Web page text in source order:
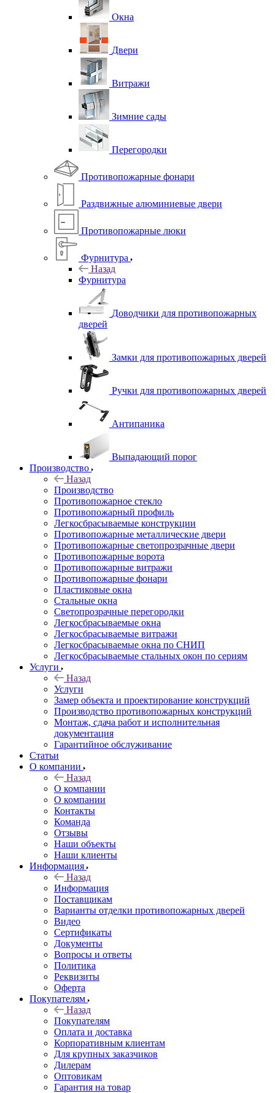
Окна
Двери
Витражи
Зимние сады
Перегородки
Противопожарные фонари
Раздвижные алюминиевые двери
Противопожарные люки
Фурнитура
Назад
Фурнитура
Доводчики для противопожарных
дверей
Замки для противопожарных дверей
Ручки для противопожарных дверей
Антипаника
Выпадающий порог
Производство
Назад
Производство
Противопожарное стекло
Противопожарный профиль
Легкосбрасываемые конструкции
Противопожарные металлические двери
Противопожарные светопрозрачные двери
Противопожарные ворота
Противопожарные витражи
Противопожарные фонари
Пластиковые окна
Стальные окна
Светопрозрачные перегородки
Легкосбрасываемые окна
Легкосбрасываемые витражи
Легкосбрасываемые окна по СНИП
Легкосбрасываемые стальных окон по сериям
Услуги
Назад
Услуги
Замер объекта и проектирование конструкций
Производство противопожарных конструкций
Монтаж, сдача работ и исполнительная
документация
Гарантийное обслуживание
Статьи
О компании
Назад
О компании
О компании
Контакты
Команда
Отзывы
Наши объекты
Наши клиенты
Информация
Назад
Информация
Поставщикам
Варианты отделки противопожарных дверей
Видео
Сертификаты
Документы
Вопросы и ответы
Политика
Реквизиты
Оферта
Покупателям
Назад
Покупателям
Оплата и доставка
Корпоративным клиентам
Для крупных заказчиков
Дилерам
Оптовикам
Гарантия на товар